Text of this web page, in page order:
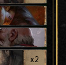
x2